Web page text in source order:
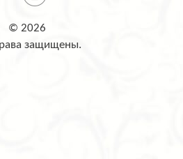
© 2026
защищены.